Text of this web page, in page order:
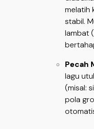
melatih
stabil.
lambat
Pecah
lagu
(misal:
pola